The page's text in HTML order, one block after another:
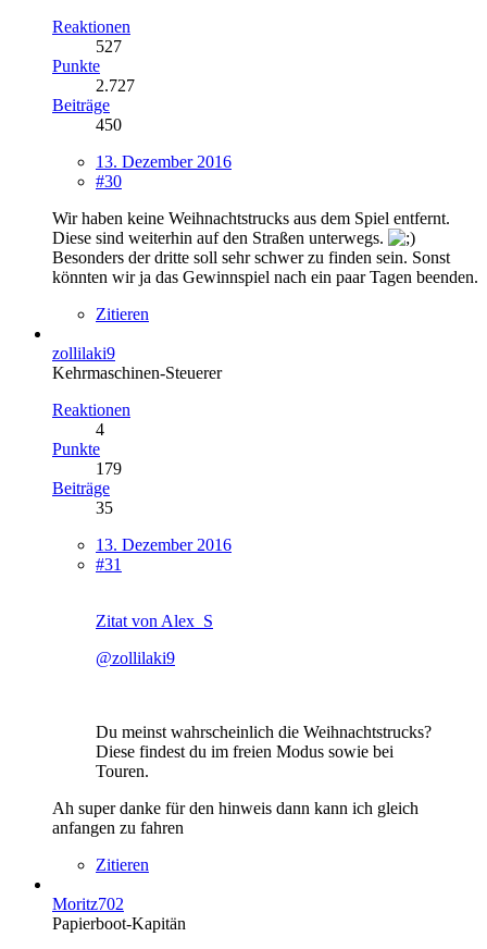
Reaktionen
527
Punkte
2.727
Beiträge
450
13. Dezember 2016
#30
Wir haben keine Weihnachtstrucks aus dem Spiel entfernt.
Diese sind weiterhin auf den Straßen unterwegs.
Besonders der dritte soll sehr schwer zu finden sein. Sonst
könnten wir ja das Gewinnspiel nach ein paar Tagen beenden.
Zitieren
zollilaki9
Kehrmaschinen-Steuerer
Reaktionen
4
Punkte
179
Beiträge
35
13. Dezember 2016
#31
Zitat von Alex_S
@zollilaki9
Du meinst wahrscheinlich die Weihnachtstrucks?
Diese findest du im freien Modus sowie bei
Touren.
Ah super danke für den hinweis dann kann ich gleich
anfangen zu fahren
Zitieren
Moritz702
Papierboot-Kapitän